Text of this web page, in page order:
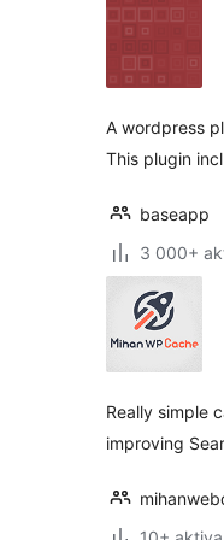
A wordpress
This plugin
baseapp
3 000+
Really simple
improving